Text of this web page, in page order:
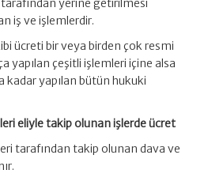
yerine getirilmesi
iş ve işlemlerdir.
ücreti bir veya birden çok resmi
yapılan çeşitli işlemleri içine alsa
kadar yapılan bütün hukuki
eliyle takip olunan işlerde ücret
tarafından takip olunan dava ve